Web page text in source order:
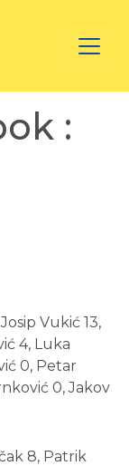
:
Vukić 13,
4, Luka
0, Petar
0, Jakov
8, Patrik